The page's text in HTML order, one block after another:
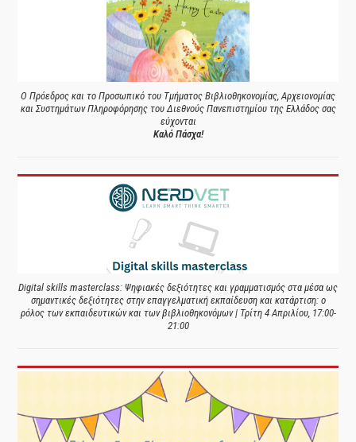
Ο Πρόεδρος και το Προσωπικό του Τμήματος Βιβλιοθηκονομίας, Αρχειονομίας
και Συστημάτων Πληροφόρησης του Διεθνούς Πανεπιστημίου της Ελλάδος σας
εύχονται
Καλό Πάσχα!
Digital skills masterclass: Ψηφιακές δεξιότητες και γραμματισμός στα μέσα ως
σημαντικές δεξιότητες στην επαγγελματική εκπαίδευση και κατάρτιση: ο
ρόλος των εκπαιδευτικών και των βιβλιοθηκονόμων | Τρίτη 4 Απριλίου, 17:00-
21:00